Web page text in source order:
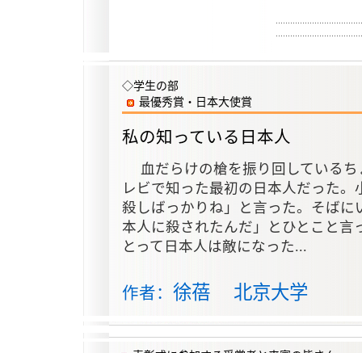
◇学生の部
最優秀賞・日本大使賞
私の知っている日本人
血だらけの槍を振り回しているち
レビで知った最初の日本人だった
殺しばっかりね」と言った。そば
本人に殺されたんだ」とひとこと言
とって日本人は敵になった...
作者： 徐蓓 北京大学